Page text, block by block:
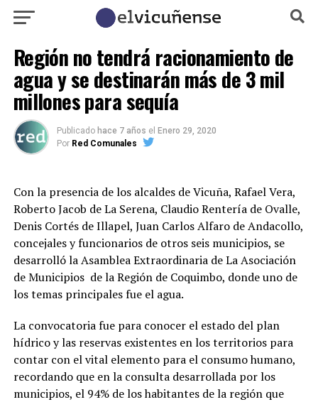
Región no tendrá racionamiento de
agua y se destinarán más de 3 mil
millones para sequía
Publicado hace 7 años el Enero 29, 2020
Por Red Comunales
Con la presencia de los alcaldes de Vicuña, Rafael Vera,
Roberto Jacob de La Serena, Claudio Rentería de Ovalle,
Denis Cortés de Illapel, Juan Carlos Alfaro de Andacollo,
concejales y funcionarios de otros seis municipios, se
desarrolló la Asamblea Extraordinaria de La Asociación
de Municipios de la Región de Coquimbo, donde uno de
los temas principales fue el agua.
La convocatoria fue para conocer el estado del plan
hídrico y las reservas existentes en los territorios para
contar con el vital elemento para el consumo humano,
recordando que en la consulta desarrollada por los
municipios, el 94% de los habitantes de la región que